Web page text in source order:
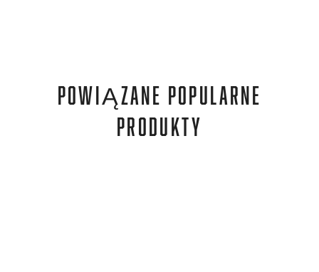
POWIĄZANE POPULARNE
PRODUKTY